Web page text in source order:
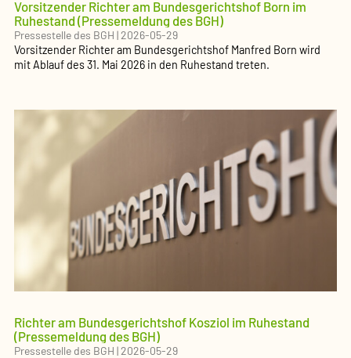
Vorsitzender Richter am Bundesgerichtshof Born im
Ruhestand (Pressemeldung des BGH)
Pressestelle des BGH |2026-05-29
Vorsitzender Richter am Bundesgerichtshof Manfred Born wird
mit Ablauf des 31. Mai 2026 in den Ruhestand treten.
Richter am Bundesgerichtshof Kosziol im Ruhestand
(Pressemeldung des BGH)
Pressestelle des BGH |2026-05-29